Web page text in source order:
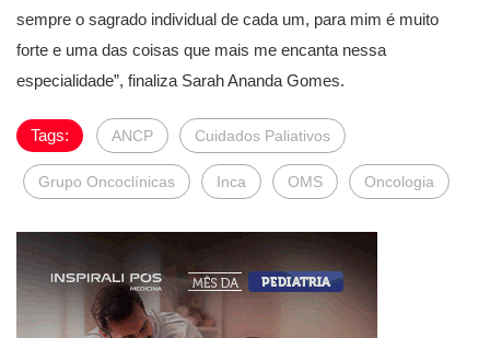
sempre o sagrado individual de cada um, para mim é muito
forte e uma das coisas que mais me encanta nessa
especialidade”, finaliza Sarah Ananda Gomes.
Tags: ANCP Cuidados Paliativos
Grupo Oncoclínicas Inca OMS Oncologia